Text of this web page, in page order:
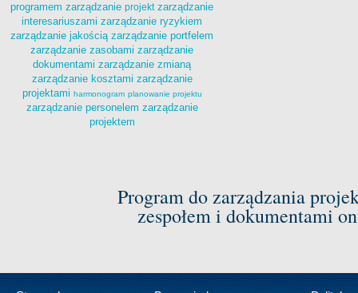
programem zarządzanie projekt zarządzanie
interesariuszami zarządzanie ryzykiem
zarządzanie jakością zarządzanie portfelem
zarządzanie zasobami zarządzanie
dokumentami zarządzanie zmianą
zarządzanie kosztami zarządzanie
projektami harmonogram planowanie projektu
zarządzanie personelem zarządzanie
projektem
Program do zarządzania
zespołem i dokumentami